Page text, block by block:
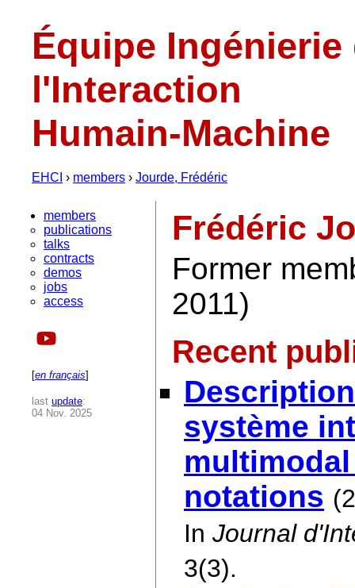
Équipe Ingénierie
l'Interaction
Humain-Machine
EHCI › members › Jourde, Frédéric
members
publications
talks
contracts
demos
jobs
access
[en français]
last update:
04 Nov. 2025
Frédéric
Former
2011)
Recent
système
notations
In Journal
3(3).